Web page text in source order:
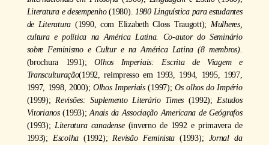
Literatura e desempenho(1980).
1980 Linguística para estudantes
de Literatura (1990, com Elizabeth Closs Traugott); Mulheres,
cultura e política na América Latina. Co-autor do Seminário
sobre Feminismo e Cultur e na América Latina (8 membros).
(brochura 1991);Olhos Imperiais: Escrita de Viagem e
Transculturação(1992, reimpresso em 1993, 1994, 1995, 1997,
1997, 1998, 2000); Olhos Imperiais(1997);Os olhos do Império
(1999); Revisões: Suplemento Literário Times (1992); Estudos
Vitorianos(1993);Anais da Associação Americana de Geógrafos
(1993); Literatura canadense(inverno de 1992 e primavera de
1993); Escolha (1992); Revisão Feminista (1993); Jornal da